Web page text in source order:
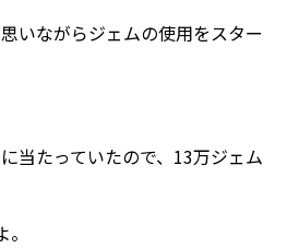
いながらジェムの使用をスター
当たっていたので、13万ジェム